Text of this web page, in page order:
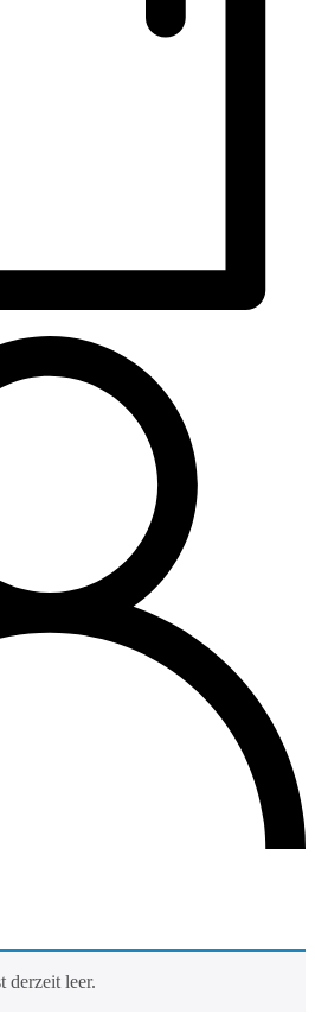
derzeit leer.